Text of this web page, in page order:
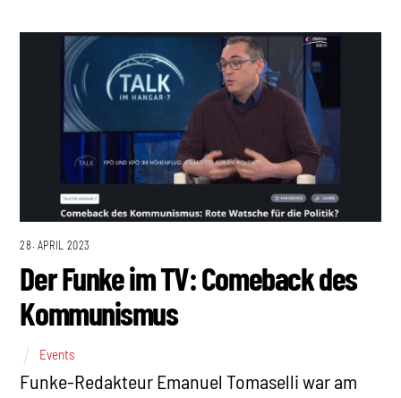
28. APRIL 2023
Der Funke im TV: Comeback des
Kommunismus
Events
Funke-Redakteur Emanuel Tomaselli war am